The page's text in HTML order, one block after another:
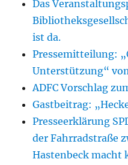
Das
ist da.
Pressemitteilung:
Unterstützung“
ADFC Vorschlag
Gastbeitrag:
Presseerklärung
der Fahrradstraße
Hastenbeck macht